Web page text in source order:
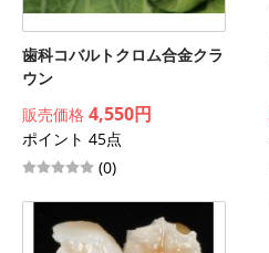
歯科コバルトクロム合金クラ
ウン
販売価格 4,550円
ポイント 45点
(0)